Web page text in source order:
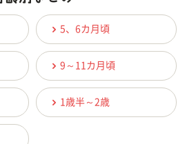
5、6カ月頃
9～11カ月頃
1歳半～2歳